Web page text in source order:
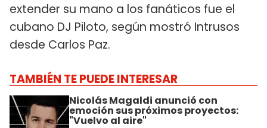
extender su mano a los fanáticos fue el
cubano DJ Piloto, según mostró Intrusos
desde Carlos Paz.
TAMBIÉN TE PUEDE INTERESAR
Nicolás Magaldi anunció con
emoción sus próximos proyectos:
"Vuelvo al aire"